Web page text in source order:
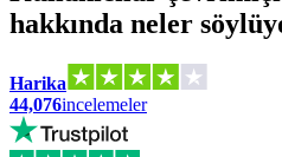
hakkında neler
Harika
44,076incelemeler